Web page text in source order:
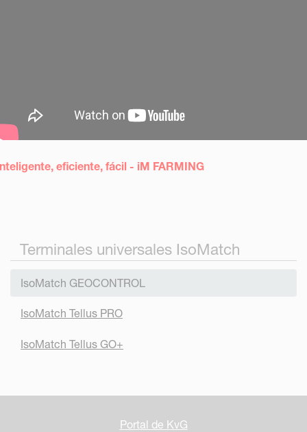
eficiente, fácil - iM FARMING
Terminales universales IsoMatch
IsoMatch GEOCONTROL
IsoMatch Tellus PRO
IsoMatch Tellus GO+
Portal de KvG